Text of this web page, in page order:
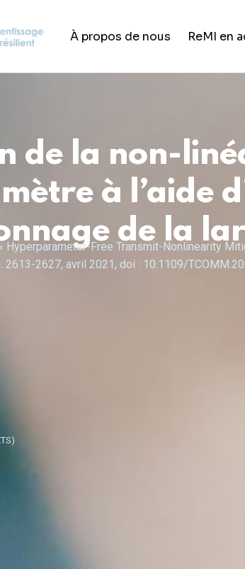
À propos de nous ReMI en
carrière
Nouvelles
de la non-
à l’aide
de la
Hyperparameter-Free Transmit-Nonlinearity
2613-2627, avril 2021, doi : 10.1109/